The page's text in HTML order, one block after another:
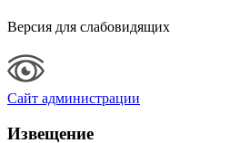
Версия для слабовидящих
Сайт администрации
Извещение